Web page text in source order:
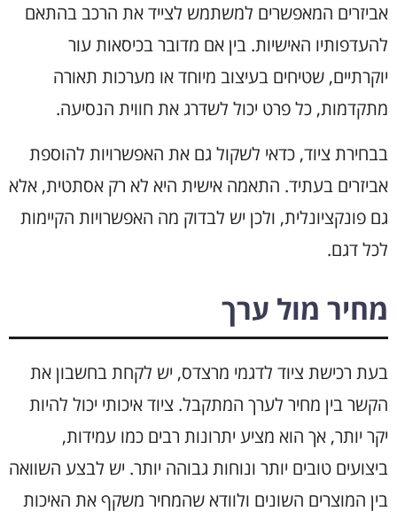
אביזרים המאפשרים למשתמש לצייד את הרכב בהתאם
להעדפותיו האישיות. בין אם מדובר בכיסאות עור
יוקרתיים, שטיחים בעיצוב מיוחד או מערכות תאורה
מתקדמות, כל פרט יכול לשדרג את חווית הנסיעה.
בבחירת ציוד, כדאי לשקול גם את האפשרויות להוספת
אביזרים בעתיד. התאמה אישית היא לא רק אסתטית, אלא
גם פונקציונלית, ולכן יש לבדוק מה האפשרויות הקיימות
לכל דגם.
מחיר מול ערך
בעת רכישת ציוד לדגמי מרצדס, יש לקחת בחשבון את
הקשר בין מחיר לערך המתקבל. ציוד איכותי יכול להיות
יקר יותר, אך הוא מציע יתרונות רבים כמו עמידות,
ביצועים טובים יותר ונוחות גבוהה יותר. יש לבצע השוואה
בין המוצרים השונים ולוודא שהמחיר משקף את האיכות